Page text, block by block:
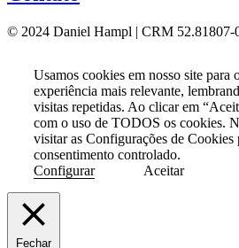
© 2024 Daniel Hampl | CRM 52.81807-
Usamos cookies em nosso site para
experiência mais relevante,
visitas repetidas. Ao clicar em
com o uso de TODOS os cookies.
visitar as Configurações de Cookies
consentimento controlado.
Configurar
Aceitar
Fechar